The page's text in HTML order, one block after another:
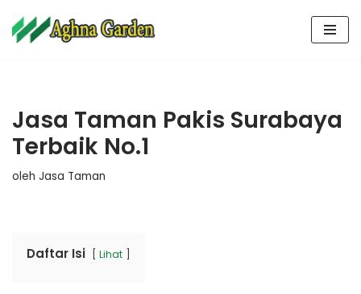
Lompat
Jasa Taman Pakis Surabaya
Terbaik No.1
oleh Jasa Taman
Daftar Isi Lihat